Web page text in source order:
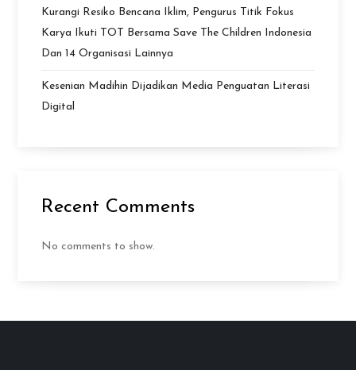
Kurangi Resiko Bencana Iklim, Pengurus Titik Fokus
Karya Ikuti TOT Bersama Save The Children Indonesia
Dan 14 Organisasi Lainnya
Kesenian Madihin Dijadikan Media Penguatan Literasi
Digital
Recent Comments
No comments to show.